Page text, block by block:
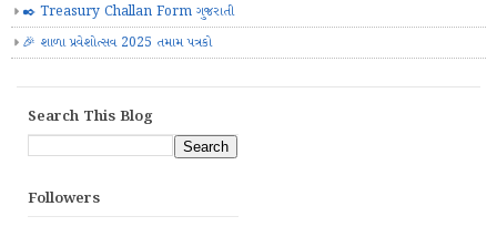
✒️ Treasury Challan Form ગુજરાતી
🎉 શાળા પ્રવેશોત્સવ 2025 તમામ પત્રકો
Search This Blog
Followers